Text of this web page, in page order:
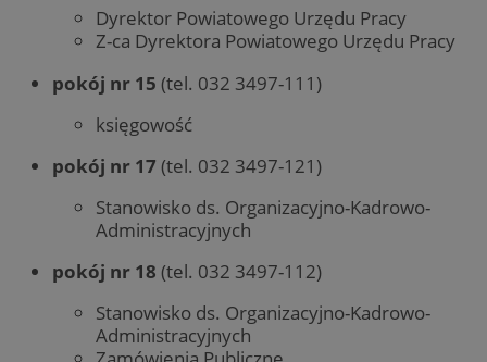
Dyrektor Powiatowego Urzędu Pracy
Z-ca Dyrektora Powiatowego Urzędu Pracy
pokój nr 15 (tel. 032 3497-111)
księgowość
pokój nr 17 (tel. 032 3497-121)
Stanowisko ds. Organizacyjno-Kadrowo-
Administracyjnych
pokój nr 18 (tel. 032 3497-112)
Stanowisko ds. Organizacyjno-Kadrowo-
Administracyjnych